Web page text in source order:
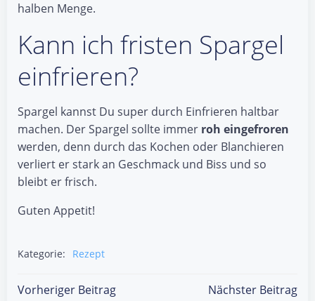
halben Menge.
Kann ich fristen Spargel
einfrieren?
Spargel kannst Du super durch Einfrieren haltbar
machen. Der Spargel sollte immer roh eingefroren
werden, denn durch das Kochen oder Blanchieren
verliert er stark an Geschmack und Biss und so
bleibt er frisch.
Guten Appetit!
Kategorie: Rezept
Vorheriger Beitrag Nächster Beitrag